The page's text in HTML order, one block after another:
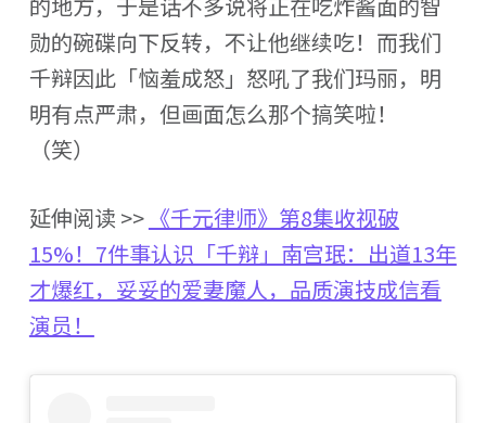
勋的碗碟向下反转，不让他继续吃！而我们
千辩因此「恼羞成怒」怒吼了我们玛丽，明
明有点严肃，但画面怎么那个搞笑啦！
（笑）
延伸阅读 >> 《千元律师》第8集收视破
15%！7件事认识「千辩」南宫珉：出道13年
才爆红，妥妥的爱妻魔人，品质演技成信看
演员！